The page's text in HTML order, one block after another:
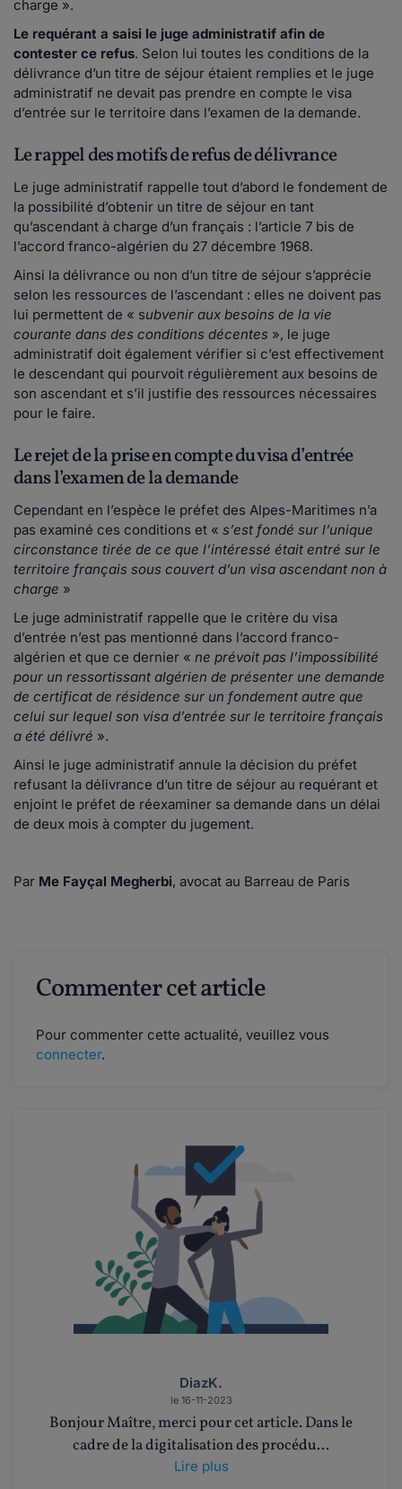
charge ».
Le requérant a saisi le juge administratif afin de
contester ce refus. Selon lui toutes les conditions de la
délivrance d’un titre de séjour étaient remplies et le juge
administratif ne devait pas prendre en compte le visa
d’entrée sur le territoire dans l’examen de la demande.
Le rappel des motifs de refus de délivrance
Le juge administratif rappelle tout d’abord le fondement de
la possibilité d’obtenir un titre de séjour en tant
qu’ascendant à charge d’un français : l’article 7 bis de
l’accord franco-algérien du 27 décembre 1968.
Ainsi la délivrance ou non d’un titre de séjour s’apprécie
selon les ressources de l’ascendant : elles ne doivent pas
lui permettent de « subvenir aux besoins de la vie
courante dans des conditions décentes », le juge
administratif doit également vérifier si c’est effectivement
le descendant qui pourvoit régulièrement aux besoins de
son ascendant et s’il justifie des ressources nécessaires
pour le faire.
Le rejet de la prise en compte du visa d’entrée
dans l’examen de la demande
Cependant en l’espèce le préfet des Alpes-Maritimes n’a
pas examiné ces conditions et « s’est fondé sur l’unique
circonstance tirée de ce que l’intéressé était entré sur le
territoire français sous couvert d’un visa ascendant non à
charge »
Le juge administratif rappelle que le critère du visa
d’entrée n’est pas mentionné dans l’accord franco-
algérien et que ce dernier « ne prévoit pas l’impossibilité
pour un ressortissant algérien de présenter une demande
de certificat de résidence sur un fondement autre que
celui sur lequel son visa d’entrée sur le territoire français
a été délivré ».
Ainsi le juge administratif annule la décision du préfet
refusant la délivrance d’un titre de séjour au requérant et
enjoint le préfet de réexaminer sa demande dans un délai
de deux mois à compter du jugement.
Par Me Fayçal Megherbi, avocat au Barreau de Paris
Commenter cet article
Pour commenter cette actualité, veuillez vous
connecter.
DiazK.
le 16-11-2023
Bonjour Maître, merci pour cet article. Dans le
cadre de la digitalisation des procédu...
Lire plus